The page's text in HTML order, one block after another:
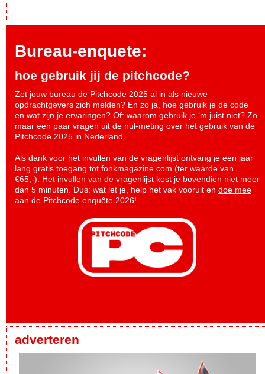
Bureau-enquete:
hoe gebruik jij de pitchcode?
Zet jouw bureau de Pitchcode 2025 al in als nieuwe
opdrachtgevers zich melden? En zo ja, hoe gebruik je de code
en wat zijn je ervaringen? Of: waarom gebruik je ‘m juist niet? Zo
maar een paar vragen uit de nul-meting over het gebruik van de
Pitchcode 2025 in Nederland.
Als dank voor het invullen van de vragenlijst ontvang je een jaar
lang gratis toegang tot fonkmagazine.com (ter waarde van
€65,-). Het invullen van de vragenlijst kost je bovendien niet meer
dan 5 minuten. Dus: wat let je, help het vak vooruit en doe mee
aan de Pitchcode enquête 2026!
adverteren